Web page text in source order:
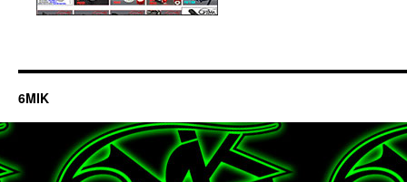
6MIK